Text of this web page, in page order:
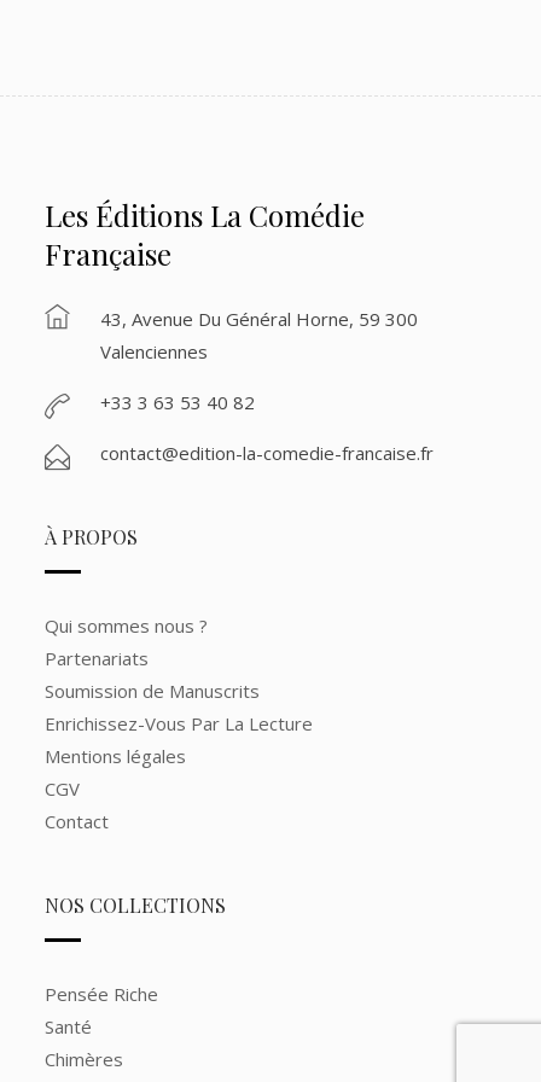
Les Éditions La Comédie
Française
43, Avenue Du Général Horne, 59 300
Valenciennes
+33 3 63 53 40 82
contact@edition-la-comedie-francaise.fr
À PROPOS
Qui sommes nous ?
Partenariats
Soumission de Manuscrits
Enrichissez-Vous Par La Lecture
Mentions légales
CGV
Contact
NOS COLLECTIONS
Pensée Riche
Santé
Chimères